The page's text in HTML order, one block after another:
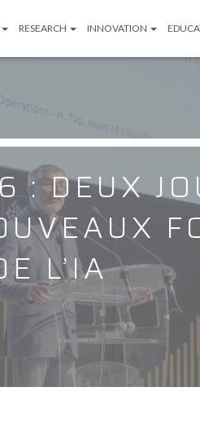
RESEARCH INNOVATION
DEUX
L’IA